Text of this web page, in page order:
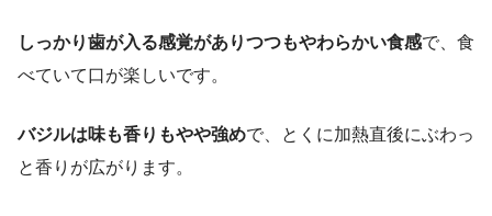
しっかり歯が入る感覚がありつつもやわらかい食感で、食
べていて口が楽しいです。
バジルは味も香りもやや強めで、とくに加熱直後にぶわっ
と香りが広がります。